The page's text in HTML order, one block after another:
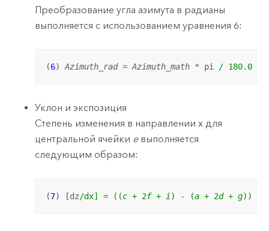
Преобразование угла азимута в радианы
выполняется с использованием уравнения 6:
(6) Azimuth_rad = Azimuth_math * pi / 180.0 =
Уклон и экспозиция
Степень изменения в направлении x для
центральной ячейки eвыполняется
следующим образом:
(7) [dz/dx] = ((c + 2f + i) - (a + 2d + g)) /